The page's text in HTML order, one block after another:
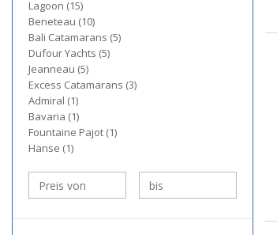
Lagoon (15)
Beneteau (10)
Bali Catamarans (5)
Dufour Yachts (5)
Jeanneau (5)
Excess Catamarans (3)
Admiral (1)
Bavaria (1)
Fountaine Pajot (1)
Hanse (1)